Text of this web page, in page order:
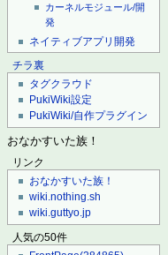
カーネルモジュール/開
発
ネイティブアプリ開発
チラ裏
タグクラウド
PukiWiki設定
PukiWiki/自作プラグイン
おなかすいた族！
リンク
おなかすいた族！
wiki.nothing.sh
wiki.guttyo.jp
人気の50件